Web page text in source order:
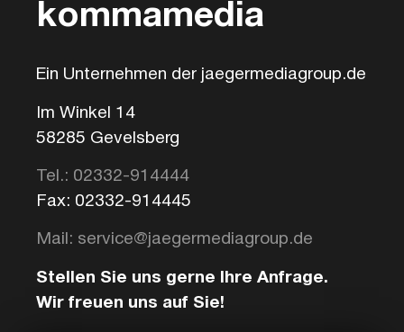
kommamedia
Ein Unternehmen der jaegermediagroup.de
Im Winkel 14
58285 Gevelsberg
Tel.: 02332-914444
Fax: 02332-914445
Mail: service@jaegermediagroup.de
Stellen Sie uns gerne Ihre Anfrage.
Wir freuen uns auf Sie!